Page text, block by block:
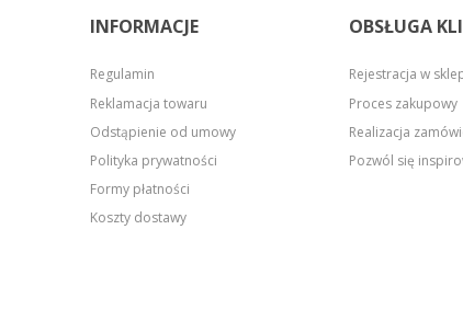
INFORMACJE
Regulamin
Reklamacja towaru
Odstąpienie od umowy
Polityka prywatności
Formy płatności
Koszty dostawy
OBSŁUGA
Rejestracja w
Proces zakupowy
Realizacja
Pozwól się